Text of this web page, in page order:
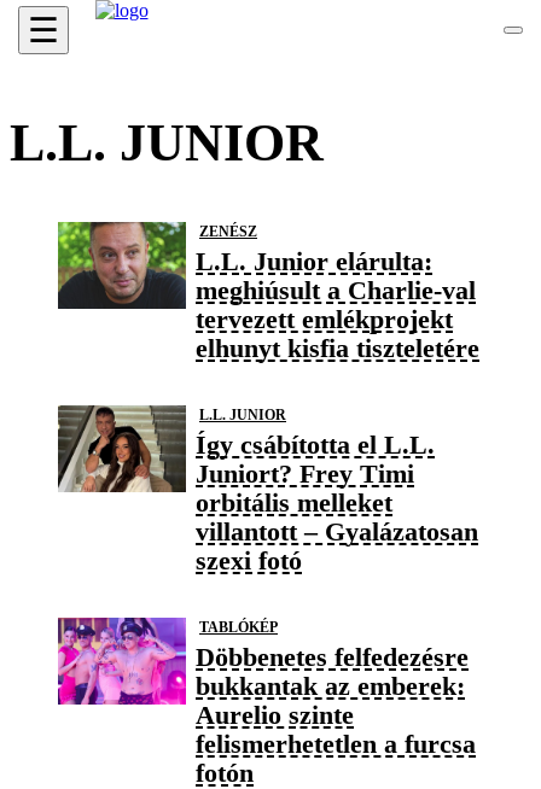
☰
L.L. JUNIOR
ZENÉSZ
L.L. Junior elárulta:
meghiúsult a Charlie-val
tervezett emlékprojekt
elhunyt kisfia tiszteletére
L.L. JUNIOR
Így csábította el L.L.
Juniort? Frey Timi
orbitális melleket
villantott – Gyalázatosan
szexi fotó
TABLÓKÉP
Döbbenetes felfedezésre
bukkantak az emberek:
Aurelio szinte
felismerhetetlen a furcsa
fotón